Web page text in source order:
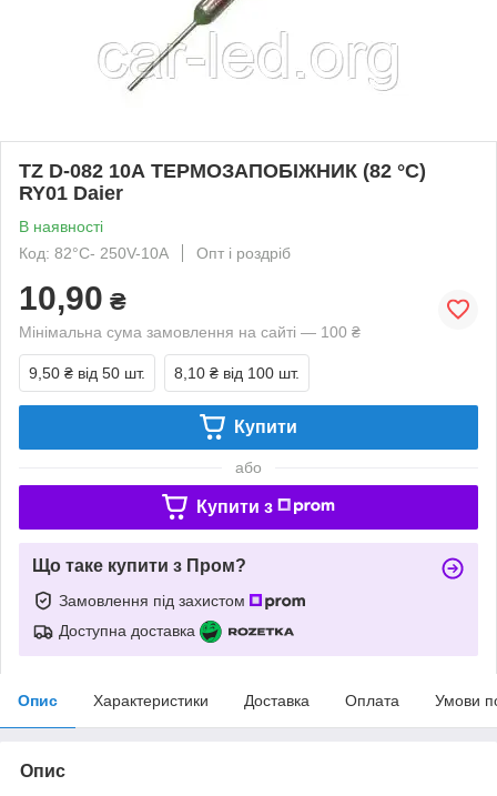
TZ D-082 10А ТЕРМОЗАПОБІЖНИК (82 °C)
RY01 Daier
В наявності
Код: 82°C- 250V-10A
Опт і роздріб
10,90 ₴
Мінімальна сума замовлення на сайті — 100 ₴
9,50 ₴ від 50 шт. 8,10 ₴ від 100 шт.
Купити
або
Купити з
Що таке купити з Пром?
Замовлення під захистом
Доступна доставка
Опис Характеристики Доставка Оплата Умови
Опис